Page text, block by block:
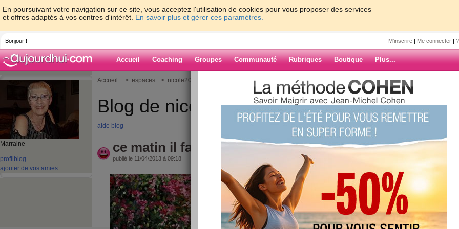
En poursuivant votre navigation sur ce site, vous acceptez l'utilisation de cookies pour vous proposer des services
et offres adaptés à vos centres d'intérêt. En savoir plus et gérer ces paramètres.
Bonjour ! M'inscrire | Me connecter |
Accueil Coaching Groupes Communauté Rubriques Boutique Plus...
Marraine
profil blog
ajouter de vos amies
Accueil > espaces > nicole2008 > ce matin il fait 10 degré
Blog de nicole2008
aide blog
ce matin il fait 10 degré
publié le 11/04/2013 à 09:18
ARCHIVES